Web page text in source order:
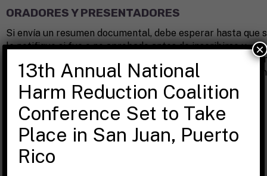
ORADORES Y PRESENTADORES
Si envía un resumen documental, debe esperar hasta que
le notifique si fue o no aprobado antes de inscribirse y
pagar. Los oradores cuyos resúmenes documentales
sido aceptados recibirán un código de descuento junto con
su notificación ya que no contamost con la capacidad de
reembolsar una porción del pago previamente realizado.
Cómo presentar un resumen documental.
BECAS
13th Annual National
Harm Reduction Coalition
Conference Set to Take
Place in San Juan, Puerto
Rico
×